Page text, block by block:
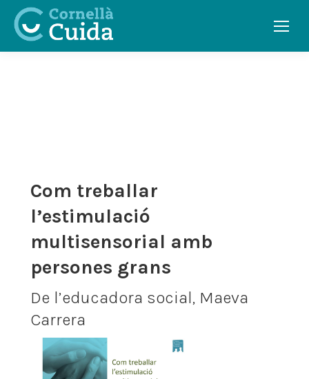
Com treballar
l’estimulació
multisensorial amb
persones grans
De l’educadora social, Maeva
Carrera